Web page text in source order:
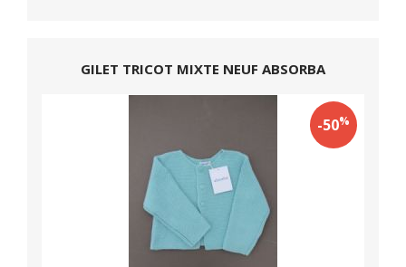
GILET TRICOT MIXTE NEUF ABSORBA
-50%